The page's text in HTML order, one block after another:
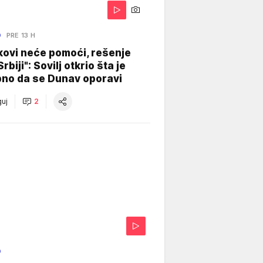
PRE 13 H
neće pomoći, rešenje
Sovilj otkrio šta je
da se Dunav oporavi
2